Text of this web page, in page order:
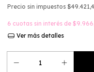
Precio sin impuestos
6 cuotas sin interés de
Ver más detalles